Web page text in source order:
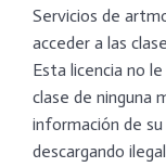
Servicios de
acceder a las
Esta licencia no
clase de ninguna
información de
descargando